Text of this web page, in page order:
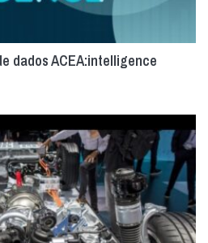
dados ACEA:intelligence